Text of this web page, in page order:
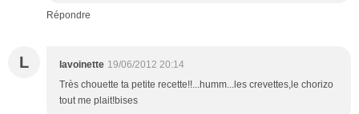
Répondre
L lavoinette 19/06/2012 20:14
Très chouette ta petite recette!!...humm...les crevettes,le chorizo
tout me plait!bises